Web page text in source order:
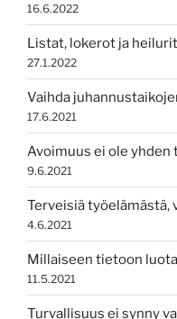
16.6.2022
Listat, lokerot ja
27.1.2022
Vaihda
17.6.2021
Avoimuus ei ole yhden
9.6.2021
Terveisiä työelämästä,
4.6.2021
Millaiseen tietoon
11.5.2021
Turvallisuus ei synny